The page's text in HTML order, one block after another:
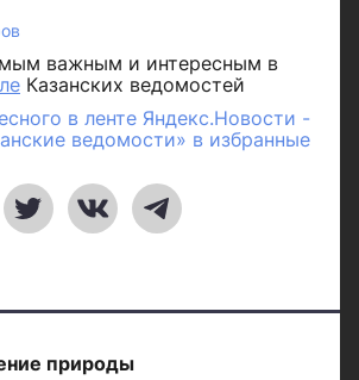
важным и интересным в
Казанских ведомостей
в ленте Яндекс.Новости -
ведомости» в избранные
природы